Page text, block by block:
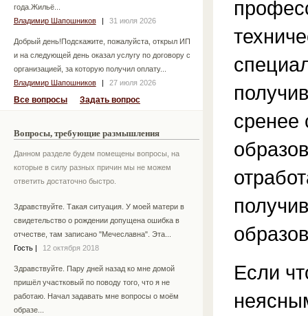
года.Жильё...
Владимир Шапошников
| 31 июля 2026
Добрый день!Подскажите, пожалуйста, открыл ИП
и на следующей день оказал услугу по договору с
организацией, за которую получил оплату...
Владимир Шапошников
| 27 июля 2026
Все вопросы Задать вопрос
Вопросы, требующие размышления
Данном разделе будем помещены вопросы, на
которые в силу разных причин мы не можем
ответить достаточно быстро.
Здравствуйте. Такая ситуация. У моей матери в
свидетельство о рождении допущена ошибка в
отчестве, там записано "Мечеславна". Эта...
Гость
12 октября 2018
Здравствуйте. Пару дней назад ко мне домой
пришёл участковый по поводу того, что я не
работаю. Начал задавать мне вопросы о моём
образе...
сренее
Если